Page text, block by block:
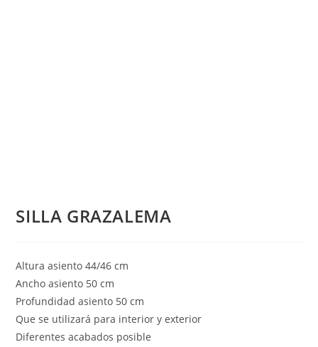
SILLA GRAZALEMA
Altura asiento 44/46 cm
Ancho asiento 50 cm
Profundidad asiento 50 cm
Que se utilizará para interior y exterior
Diferentes acabados posible